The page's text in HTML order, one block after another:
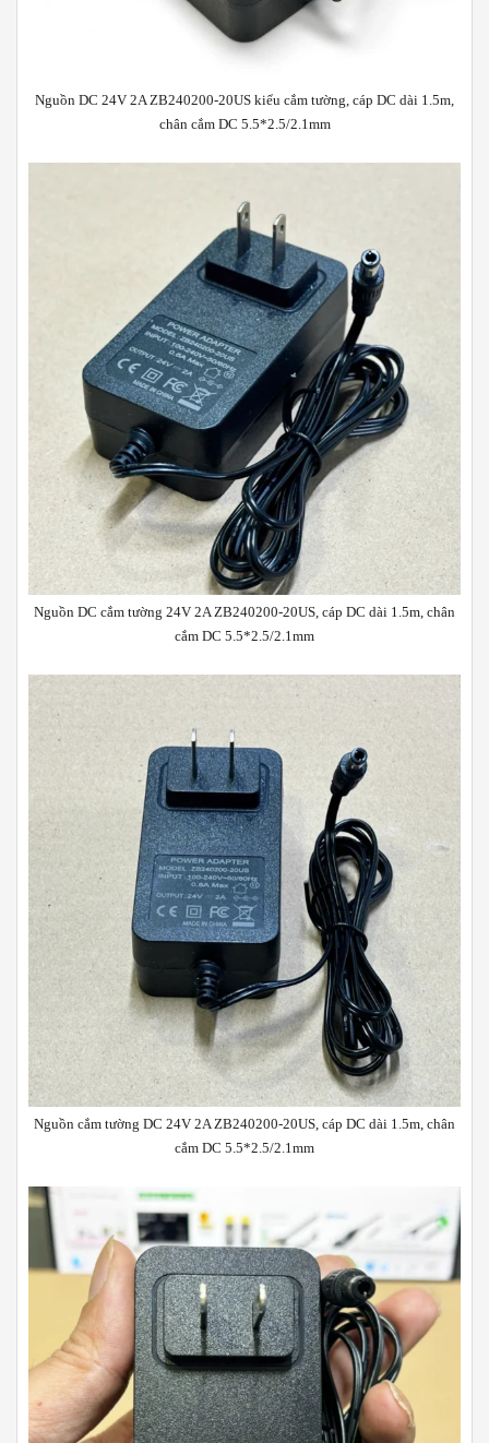
Nguồn DC 24V 2A ZB240200-20US kiểu cắm tường, cáp DC dài 1.5m,
chân cắm DC 5.5*2.5/2.1mm
Nguồn DC cắm tường 24V 2A ZB240200-20US, cáp DC dài 1.5m, chân
cắm DC 5.5*2.5/2.1mm
Nguồn cắm tường DC 24V 2A ZB240200-20US, cáp DC dài 1.5m, chân
cắm DC 5.5*2.5/2.1mm